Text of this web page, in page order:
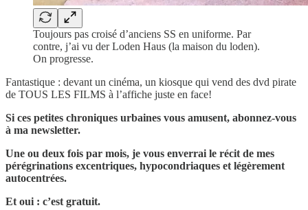
Toujours pas croisé d’anciens SS en uniforme. Par
contre, j’ai vu der Loden Haus (la maison du loden).
On progresse.
Fantastique : devant un cinéma, un kiosque qui vend des dvd pirate
de TOUS LES FILMS à l’affiche juste en face!
Si ces petites chroniques urbaines vous amusent, abonnez-vous
à ma newsletter.
Une ou deux fois par mois, je vous enverrai le récit de mes
pérégrinations excentriques, hypocondriaques et légèrement
autocentrées.
Et oui : c’est gratuit.